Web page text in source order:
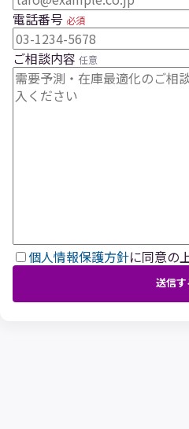
電話番号 必須
ご相談内容 任意
個人情報保護方針に同意の